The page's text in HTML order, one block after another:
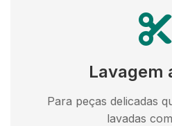
Lavagem
Para peças delicadas
lavadas